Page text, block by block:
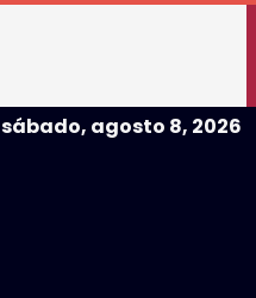
sábado, agosto 8, 2026